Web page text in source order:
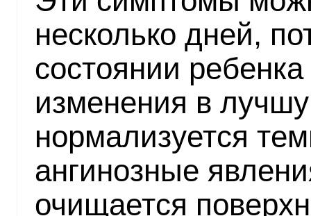
несколько дней,
состоянии
изменения в
нормализуется
ангинозные
очищается